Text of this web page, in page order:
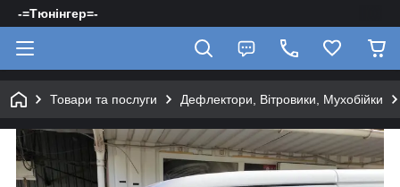
-=Тюнінгер=-
Товари та послуги Дефлектори, Вітровики, Мухобійки